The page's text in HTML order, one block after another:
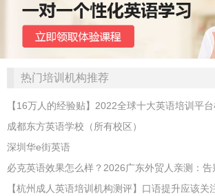
热门培训机构推荐
成都东方英语学校（所有校区）
深圳华e街英语
【杭州成人英语培训机构测评】口语提升应该关